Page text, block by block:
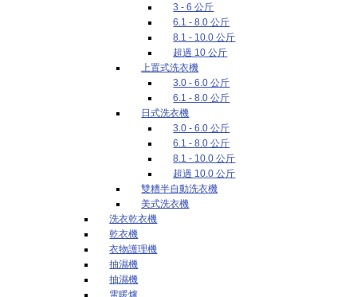
3 - 6 公斤
6.1 - 8.0 公斤
8.1 - 10.0 公斤
超過 10 公斤
上置式洗衣機
3.0 - 6.0 公斤
6.1 - 8.0 公斤
日式洗衣機
3.0 - 6.0 公斤
6.1 - 8.0 公斤
8.1 - 10.0 公斤
超過 10.0 公斤
雙糟半自動洗衣機
美式洗衣機
洗衣乾衣機
乾衣機
衣物護理機
抽濕機
抽濕機
電暖爐